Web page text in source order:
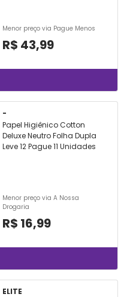
Menor preço via Pague Menos
R$ 43,99
-
Papel Higiênico Cotton
Deluxe Neutro Folha Dupla
Leve 12 Pague 11 Unidades
Menor preço via A Nossa
Drogaria
R$ 16,99
ELITE